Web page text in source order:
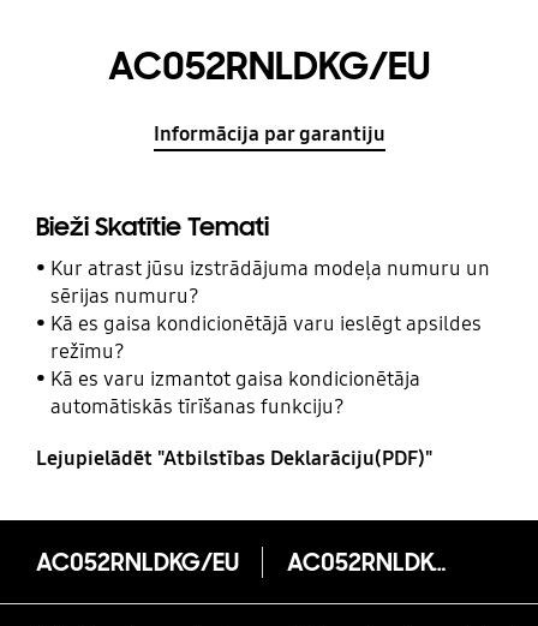
AC052RNLDKG/EU
Informācija par garantiju
Bieži Skatītie Temati
Kur atrast jūsu izstrādājuma modeļa numuru un
sērijas numuru?
Kā es gaisa kondicionētājā varu ieslēgt apsildes
režīmu?
Kā es varu izmantot gaisa kondicionētāja
automātiskās tīrīšanas funkciju?
Lejupielādēt "Atbilstības Deklarāciju(PDF)"
AC052RNLDKG/EU AC052RNLDKG/EU